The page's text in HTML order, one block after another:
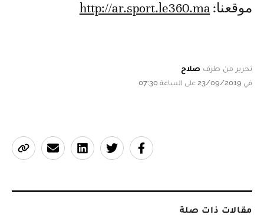
موقعنا: http://ar.sport.le360.ma
تحرير من طرف صلاح
في 23/09/2019 على الساعة 07:30
مقالات ذات صلة